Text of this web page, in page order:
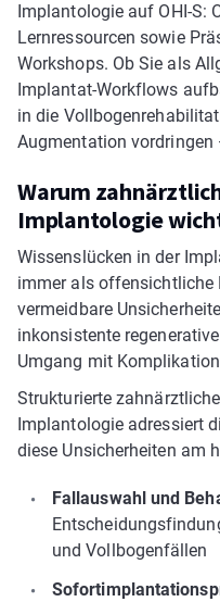
Implantologie auf OHI-S:
Lernressourcen sowie
Workshops. Ob Sie als
Implantat-Workflows
in die
Augmentation
Warum
Implantologie
Wissenslücken in der
immer als offensichtliche
vermeidbare
inkonsistente
Umgang mit
Strukturierte
Implantologie adressiert
diese Unsicherheiten am
Fallauswahl und
und Vollbogenfällen